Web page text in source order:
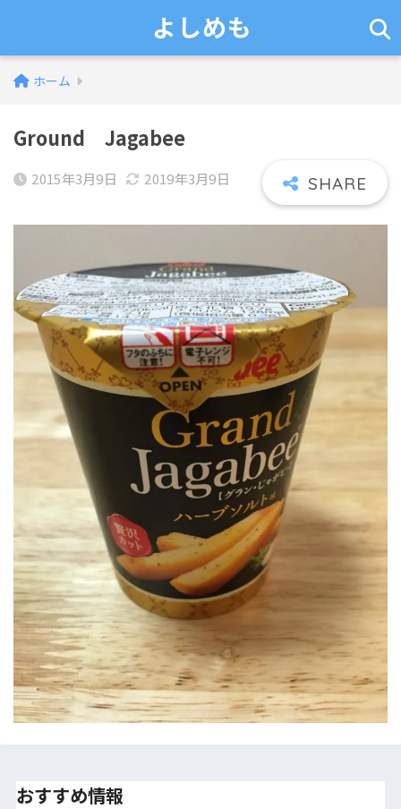
よしめも
ホーム
Ground Jagabee
2015年3月9日 2019年3月9日
おすすめ情報